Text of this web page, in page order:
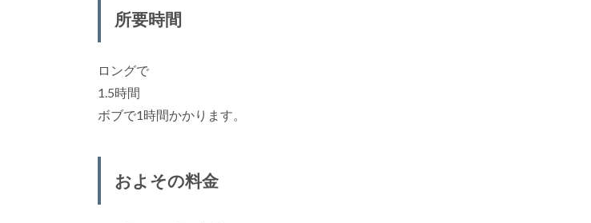
所要時間
ロングで
1.5時間
ボブで1時間かかります。
およその料金